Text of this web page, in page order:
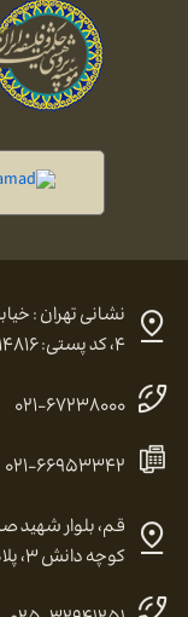
نشانی تهران :
۴، کد پستی: ۱۴۸۱۶-۱۱۳۳۶
۰۲۱-۶۷۲۳۸۰۰۰
۰۲۱-۶۶۹۵۳۳۴۲
قم، بلوار شهید
کوچه دانش ۳، پلاک ۷۱